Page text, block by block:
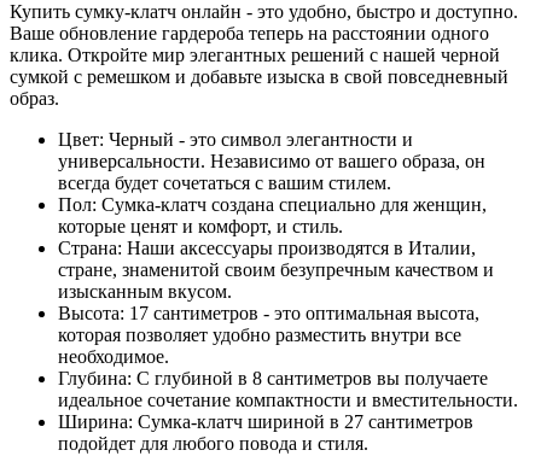
Купить сумку-клатч онлайн - это удобно, быстро и доступно.
Ваше обновление гардероба теперь на расстоянии одного
клика. Откройте мир элегантных решений с нашей черной
сумкой с ремешком и добавьте изыска в свой повседневный
образ.
Цвет: Черный - это символ элегантности и
универсальности. Независимо от вашего образа, он
всегда будет сочетаться с вашим стилем.
Пол: Сумка-клатч создана специально для женщин,
которые ценят и комфорт, и стиль.
Страна: Наши аксессуары производятся в Италии,
стране, знаменитой своим безупречным качеством и
изысканным вкусом.
Высота: 17 сантиметров - это оптимальная высота,
которая позволяет удобно разместить внутри все
необходимое.
Глубина: С глубиной в 8 сантиметров вы получаете
идеальное сочетание компактности и вместительности.
Ширина: Сумка-клатч шириной в 27 сантиметров
подойдет для любого повода и стиля.